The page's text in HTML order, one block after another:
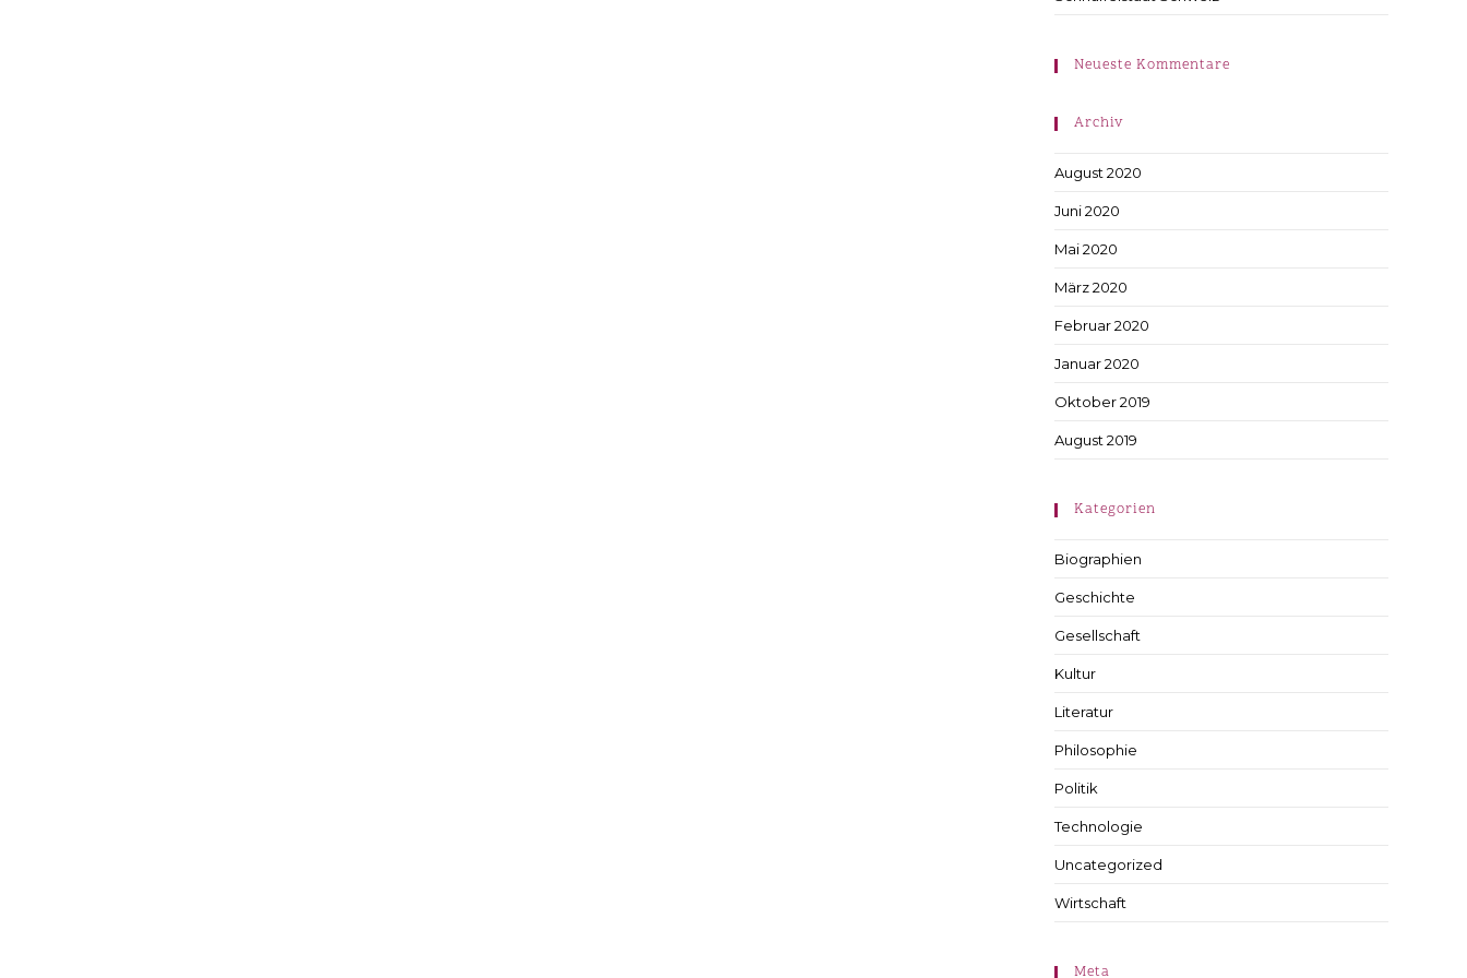
Neueste Kommentare
Archiv
August 2020
Juni 2020
Mai 2020
März 2020
Februar 2020
Januar 2020
Oktober 2019
August 2019
Kategorien
Biographien
Geschichte
Gesellschaft
Kultur
Literatur
Philosophie
Politik
Technologie
Uncategorized
Wirtschaft
Meta